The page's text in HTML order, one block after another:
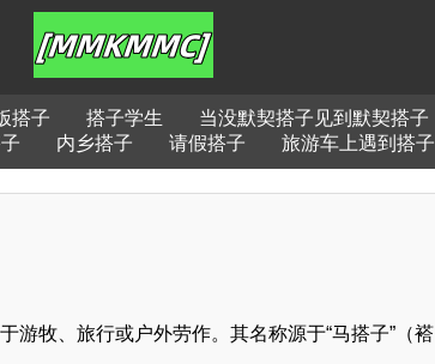
搭子 搭子学生 当没默契搭子见到默契搭子
内乡搭子 请假搭子 旅游车上遇到搭子
游牧、旅行或户外劳作。其名称源于“马搭子”（褡